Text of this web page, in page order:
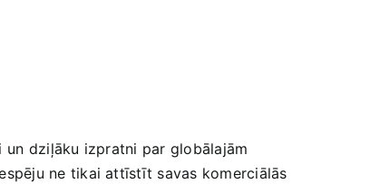
dziļāku izpratni par globālajām
ne tikai attīstīt savas komerciālās⁤